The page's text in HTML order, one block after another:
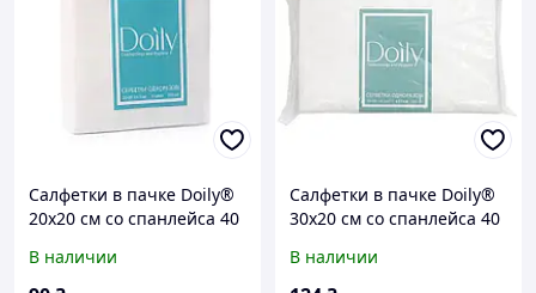
Салфетки в пачке Doily®
20х20 см со спанлейса 40
Текстура: сетка
В наличии
Салфетки в пачке Doily®
30х20 см со спанлейса 40
Текстура: сетка
В наличии